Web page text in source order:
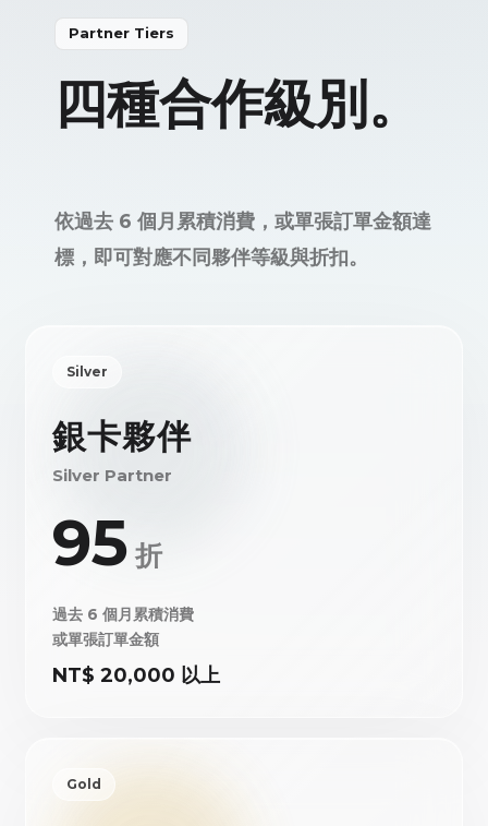
Partner Tiers
四種合作級別。
依過去 6 個月累積消費，或單張訂單金額達
標，即可對應不同夥伴等級與折扣。
Silver
銀卡夥伴
Silver Partner
95 折
過去 6 個月累積消費
或單張訂單金額
NT$ 20,000 以上
Gold